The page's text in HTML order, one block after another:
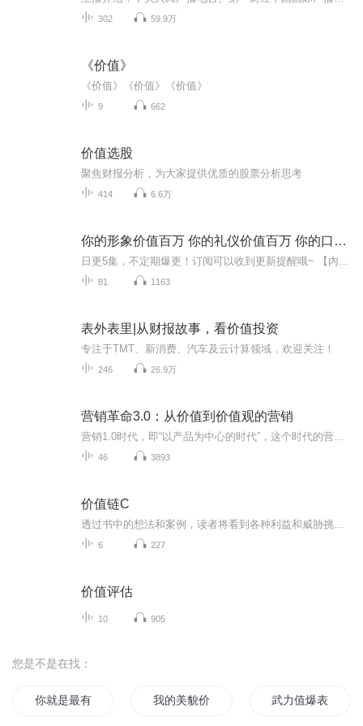
302 59.9万
《价值》
《价值》《价值》《价值》
9 662
价值选股
聚焦财报分析，为大家提供优质的股票分析思考
414 6.6万
你的形象价值百万 你的礼仪价值百万 你的口才价值百万
81 1163
表外表里|从财报故事，看价值投资
专注于TMT、新消费、汽车及云计算领域，欢迎关注！
246 26.9万
营销革命3.0：从价值到价值观的营销
46 3893
价值链C
6 227
价值评估
10 905
您是不是在找：
你就是最有价值的人物 我的美貌价值十亿 武力值爆表的女